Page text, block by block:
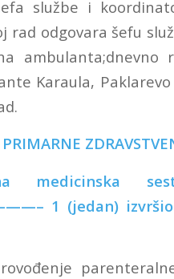
službe i
rad odgovara šefu
Karaula,
medicinska
1 (jedan) izvršioc